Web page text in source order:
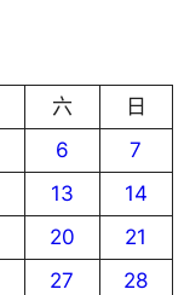
六
日
6
7
13
14
20
21
27
28